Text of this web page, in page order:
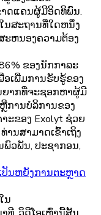
ດແຄນຜູ້ມີອິດທິພົນ.
ນສະຖານທີ່ໃດຫນຶ່ງ
ຫນອງຄວາມຕ້ອງ
ຂອງນັກກາລະ
ເພີ່ມການຮັບຮູ້ຂອງ
ຍາກທີ່ຈະຊອກຫາຜູ້ມີ
ການບໍລິການຂອງ
ະຂອງ Exolyt ຊ່ວຍ
ນສາມາດເຂົ້າເຖິງ
ພົວພັນ, ປະຊາກອນ,
ປັນຫຍັງການຕະຫຼາດ
ນ​